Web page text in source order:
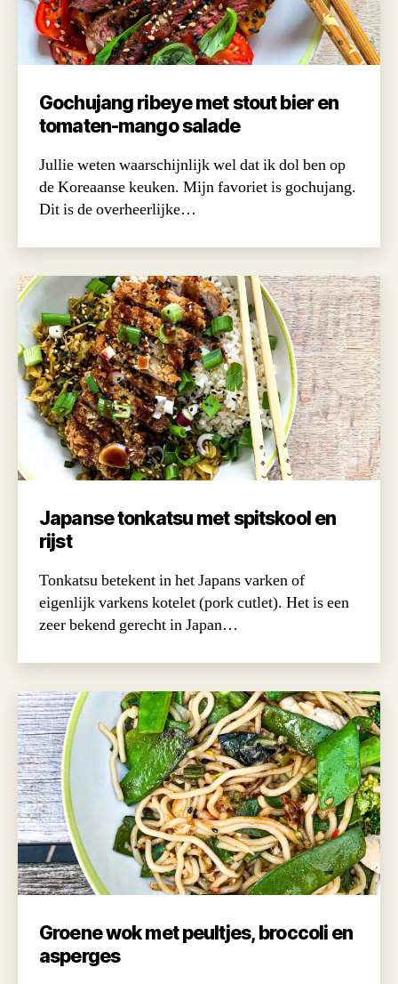
Gochujang ribeye met stout bier en
tomaten-mango salade
Jullie weten waarschijnlijk wel dat ik dol ben op
de Koreaanse keuken. Mijn favoriet is gochujang.
Dit is de overheerlijke…
Japanse tonkatsu met spitskool en
rijst
Tonkatsu betekent in het Japans varken of
eigenlijk varkens kotelet (pork cutlet). Het is een
zeer bekend gerecht in Japan…
Groene wok met peultjes, broccoli en
asperges